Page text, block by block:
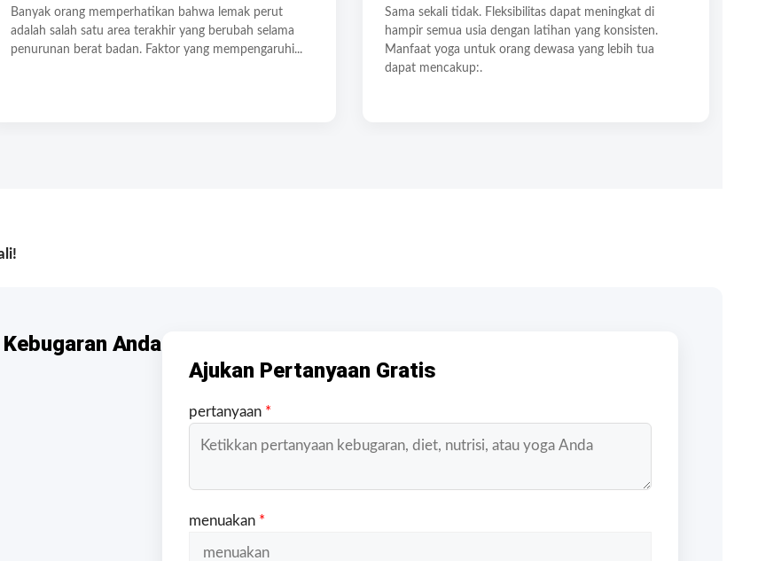
Banyak orang memperhatikan bahwa lemak perut
adalah salah satu area terakhir yang berubah selama
penurunan berat badan. Faktor yang mempengaruhi...
Sama sekali tidak. Fleksibilitas dapat meningkat di
hampir semua usia dengan latihan yang konsisten.
Manfaat yoga untuk orang dewasa yang lebih tua
dapat mencakup:.
Anda
Ajukan Pertanyaan Gratis
pertanyaan *
menuakan *